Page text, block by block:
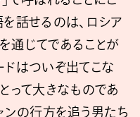
話せるのは、ロシア
通じてであることが
ドはついぞ出てこな
って大きなものであ
ンの行方を追う男たち